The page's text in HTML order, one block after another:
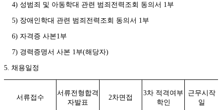
4) 성범죄 및 아동학대 관련 범죄전력조회 동의서 1부
5) 장애인학대 관련 범죄전력조회 동의서 1부
6) 자격증 사본1부
7) 경력증명서 사본 1부(해당자)
5. 채용일정
서류접수
서류전형합격
자발표
2차면접
3차 적격여부
학인
근무시작
일